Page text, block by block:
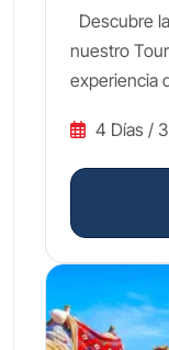
Descubre
nuestro
experiencia
fascinantes
enigmática
tesoros
Museo
primera
4 Días /